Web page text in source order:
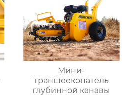
Мини-
траншеекопатель
глубинной канавы